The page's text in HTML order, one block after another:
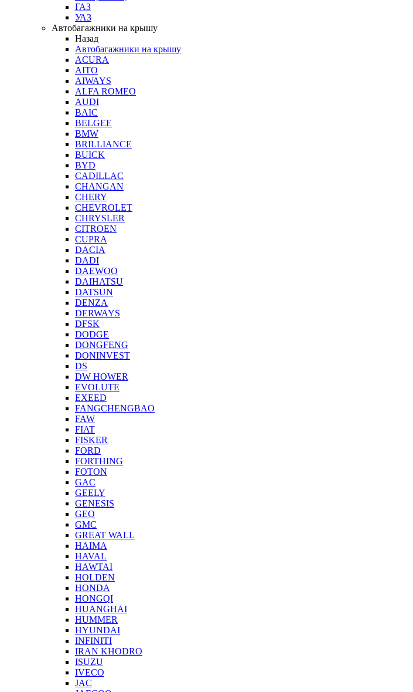
ГАЗ
УАЗ
Автобагажники на крышу
Назад
Автобагажники на крышу
ACURA
AITO
AIWAYS
ALFA ROMEO
AUDI
BAIC
BELGEE
BMW
BRILLIANCE
BUICK
BYD
CADILLAC
CHANGAN
CHERY
CHEVROLET
CHRYSLER
CITROEN
CUPRA
DACIA
DADI
DAEWOO
DAIHATSU
DATSUN
DENZA
DERWAYS
DFSK
DODGE
DONGFENG
DONINVEST
DS
DW HOWER
EVOLUTE
EXEED
FANGCHENGBAO
FAW
FIAT
FISKER
FORD
FORTHING
FOTON
GAC
GEELY
GENESIS
GEO
GMC
GREAT WALL
HAIMA
HAVAL
HAWTAI
HOLDEN
HONDA
HONGQI
HUANGHAI
HUMMER
HYUNDAI
INFINITI
IRAN KHODRO
ISUZU
IVECO
JAC